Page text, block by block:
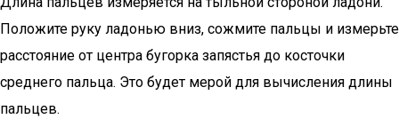
Положите руку ладонью вниз, сожмите пальцы и измерьте
расстояние от центра бугорка запястья до косточки
среднего пальца. Это будет мерой для вычисления длины
пальцев.